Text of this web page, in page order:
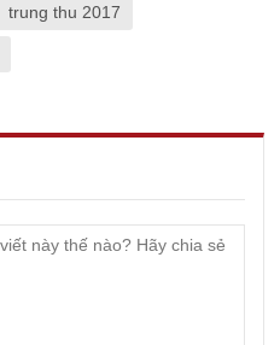
trung thu 2017